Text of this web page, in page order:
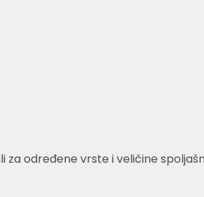
određene vrste i veličine